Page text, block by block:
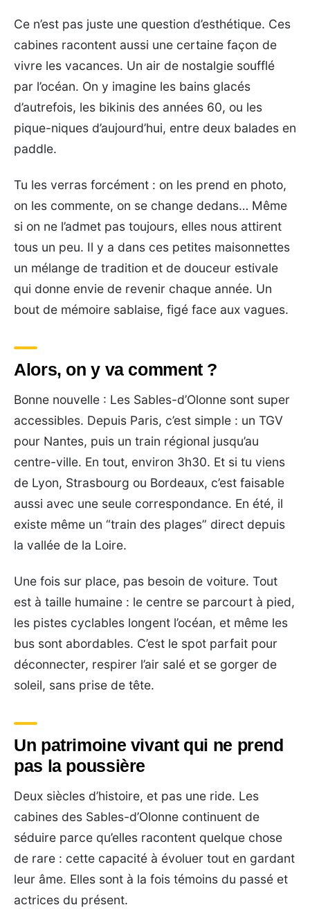
Ce n’est pas juste une question d’esthétique. Ces
cabines racontent aussi une certaine façon de
vivre les vacances. Un air de nostalgie soufflé
par l’océan. On y imagine les bains glacés
d’autrefois, les bikinis des années 60, ou les
pique-niques d’aujourd’hui, entre deux balades en
paddle.
Tu les verras forcément : on les prend en photo,
on les commente, on se change dedans… Même
si on ne l’admet pas toujours, elles nous attirent
tous un peu. Il y a dans ces petites maisonnettes
un mélange de tradition et de douceur estivale
qui donne envie de revenir chaque année. Un
bout de mémoire sablaise, figé face aux vagues.
Alors, on y va comment ?
Bonne nouvelle : Les Sables-d’Olonne sont super
accessibles. Depuis Paris, c’est simple : un TGV
pour Nantes, puis un train régional jusqu’au
centre-ville. En tout, environ 3h30. Et si tu viens
de Lyon, Strasbourg ou Bordeaux, c’est faisable
aussi avec une seule correspondance. En été, il
existe même un “train des plages” direct depuis
la vallée de la Loire.
Une fois sur place, pas besoin de voiture. Tout
est à taille humaine : le centre se parcourt à pied,
les pistes cyclables longent l’océan, et même les
bus sont abordables. C’est le spot parfait pour
déconnecter, respirer l’air salé et se gorger de
soleil, sans prise de tête.
Un patrimoine vivant qui ne prend
pas la poussière
Deux siècles d’histoire, et pas une ride. Les
cabines des Sables-d’Olonne continuent de
séduire parce qu’elles racontent quelque chose
de rare : cette capacité à évoluer tout en gardant
leur âme. Elles sont à la fois témoins du passé et
actrices du présent.